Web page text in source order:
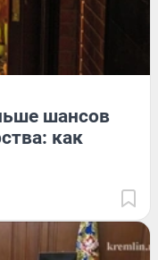
шансов
как